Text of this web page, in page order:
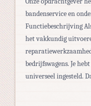
bandenservice en
Functiebeschrijving
het vakkundig
bedrijfswagens. Je
universeel ingesteld.